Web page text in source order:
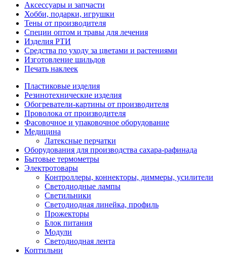
Аксессуары и запчасти
Хобби, подарки, игрушки
Тены от производителя
Специи оптом и травы для лечения
Изделия РТИ
Средства по уходу за цветами и растениями
Изготовление шильдов
Печать наклеек
Пластиковые изделия
Резинотехнические изделия
Обогреватели-картины от производителя
Проволока от производителя
Фасовочное и упаковочное оборудование
Медицина
Латексные перчатки
Оборудования для производства сахара-рафинада
Бытовые термометры
Электротовары
Контроллеры, коннекторы, диммеры, усилители
Светодиодные лампы
Светильники
Светодиодная линейка, профиль
Прожекторы
Блок питания
Модули
Светодиодная лента
Коптильни